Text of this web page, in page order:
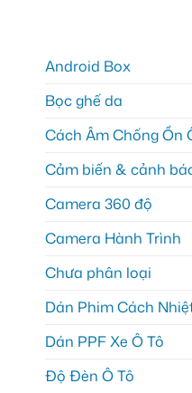
Android Box
Bọc ghế da
Cách Âm Chống Ồn
Cảm biến & cảnh
Camera 360 độ
Camera Hành Trình
Chưa phân loại
Dán Phim Cách
Dán PPF Xe Ô Tô
Độ Đèn Ô Tô